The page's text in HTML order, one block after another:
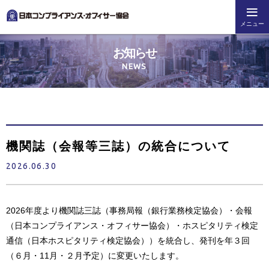
メニュー
お知らせ
NEWS
機関誌（会報等三誌）の統合について
2026.06.30
2026年度より機関誌三誌（事務局報（銀行業務検定協会）・会報
（日本コンプライアンス・オフィサー協会）・ホスピタリティ検定
通信（日本ホスピタリティ検定協会））を統合し、発刊を年３回
（６月・11月・２月予定）に変更いたします。